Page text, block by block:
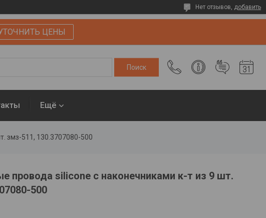
Нет отзывов, добавить
ЦЕНЫ
Ещё
змз-511, 130.3707080-500
провода silicone с наконечниками к-т из 9 шт.
500